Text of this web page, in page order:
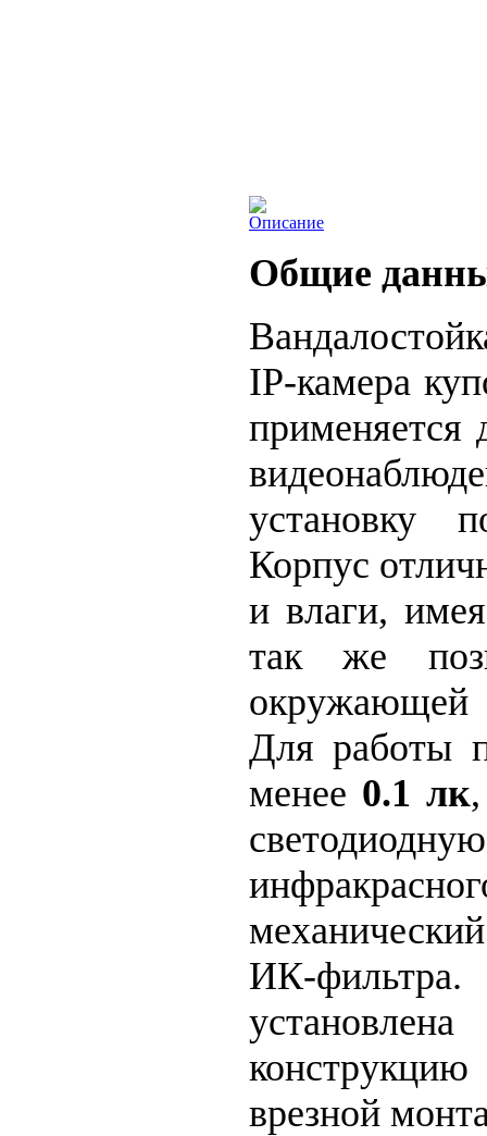
Описание
Общие
IP-камера
применяется
установку
Корпус
и влаги,
так же
окружающей
Для работы
менее 0.1 лк
ИК-
врезной